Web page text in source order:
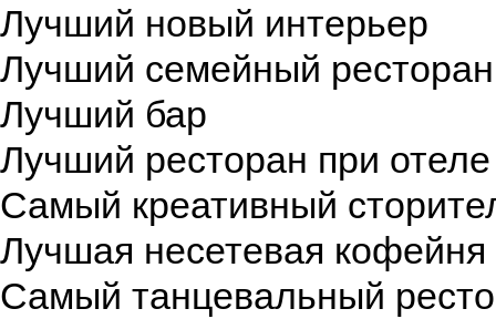
Лучший новый интерьер
Лучший семейный ресторан
Лучший бар
Лучший ресторан при отеле
Самый креативный
Лучшая несетевая кофейня
Самый танцевальный